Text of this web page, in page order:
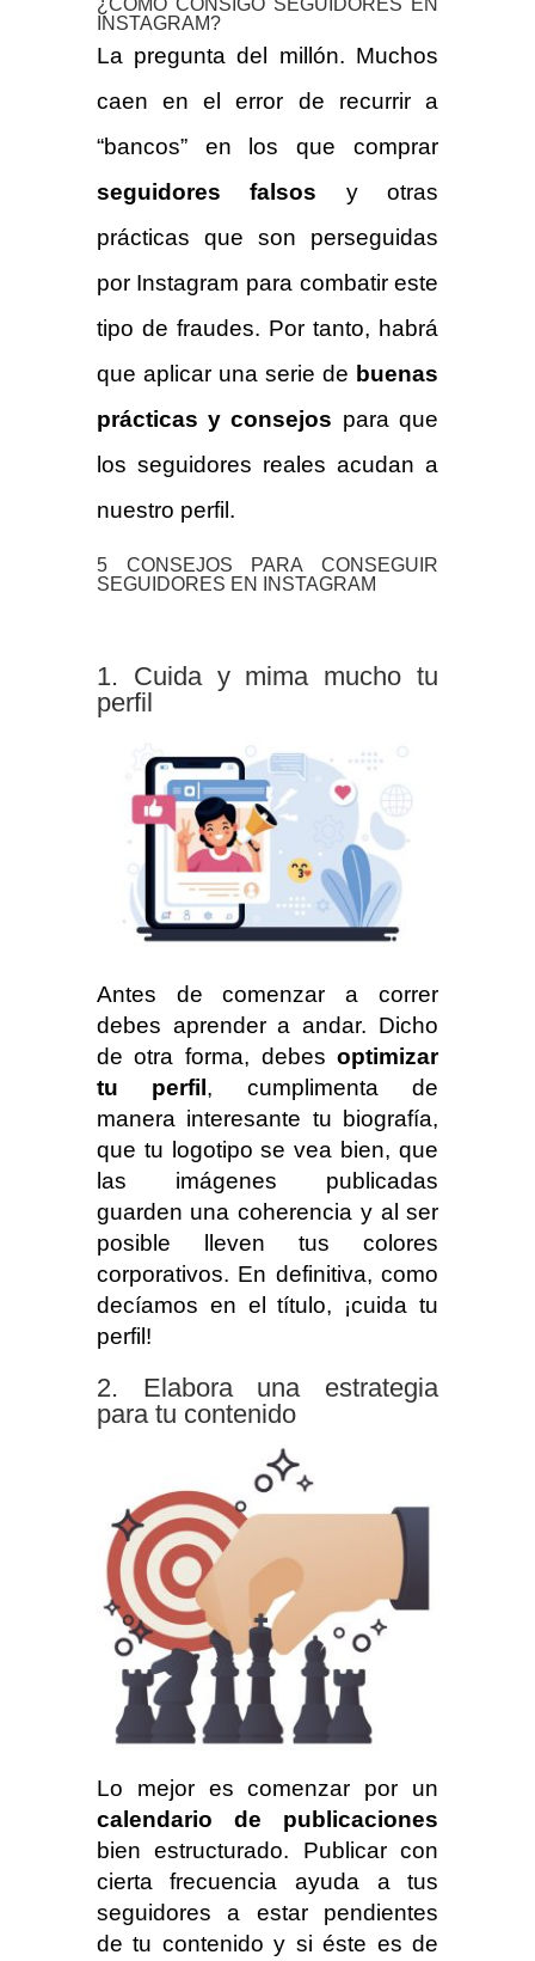
¿CÓMO CONSIGO SEGUIDORES EN
INSTAGRAM?
La pregunta del millón. Muchos
caen en el error de recurrir a
“bancos” en los que comprar
seguidores falsos y otras
prácticas que son perseguidas
por Instagram para combatir este
tipo de fraudes. Por tanto, habrá
que aplicar una serie de buenas
prácticas y consejos para que
los seguidores reales acudan a
nuestro perfil.
5 CONSEJOS PARA CONSEGUIR
SEGUIDORES EN INSTAGRAM
Cuida y mima mucho tu
perfil
Antes de comenzar a correr
debes aprender a andar. Dicho
de otra forma, debesoptimizar
tu perfil , cumplimenta de
manera interesante tu biografía,
que tu logotipo se vea bien, que
las imágenes publicadas
guarden una coherencia y al ser
posible lleven tus colores
corporativos. En definitiva, como
decíamos en el título, ¡cuida tu
perfil!
Elabora una estrategia
para tu contenido
Lo mejor es comenzar por un
calendario de publicaciones
bien estructurado. Publicar con
cierta frecuencia ayuda a tus
seguidores a estar pendientes
de tu contenido y si éste es de